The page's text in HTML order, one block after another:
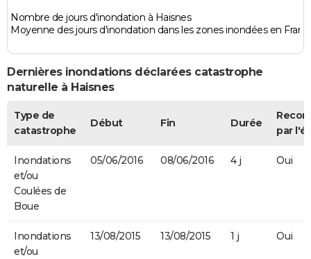
Nombre de jours d'inondation à Haisnes
Moyenne des jours d'inondation dans les zones inondées en
Dernières inondations déclarées catastrophe
naturelle à Haisnes
Type de
catastrophe
Début Fin Durée
par
Inondations
et/ou
Coulées de
Boue
05/06/2016 08/06/2016 4 j Oui
Inondations
et/ou
13/08/2015 13/08/2015 1 j Oui